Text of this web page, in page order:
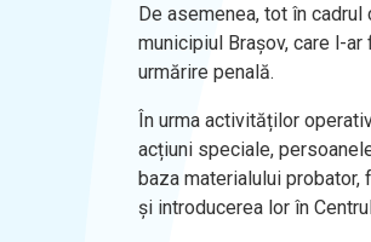
De asemenea, tot în
municipiul Brașov, care l-
urmărire penală.
În urma activităților
acțiuni speciale,
baza materialului
și introducerea lor în